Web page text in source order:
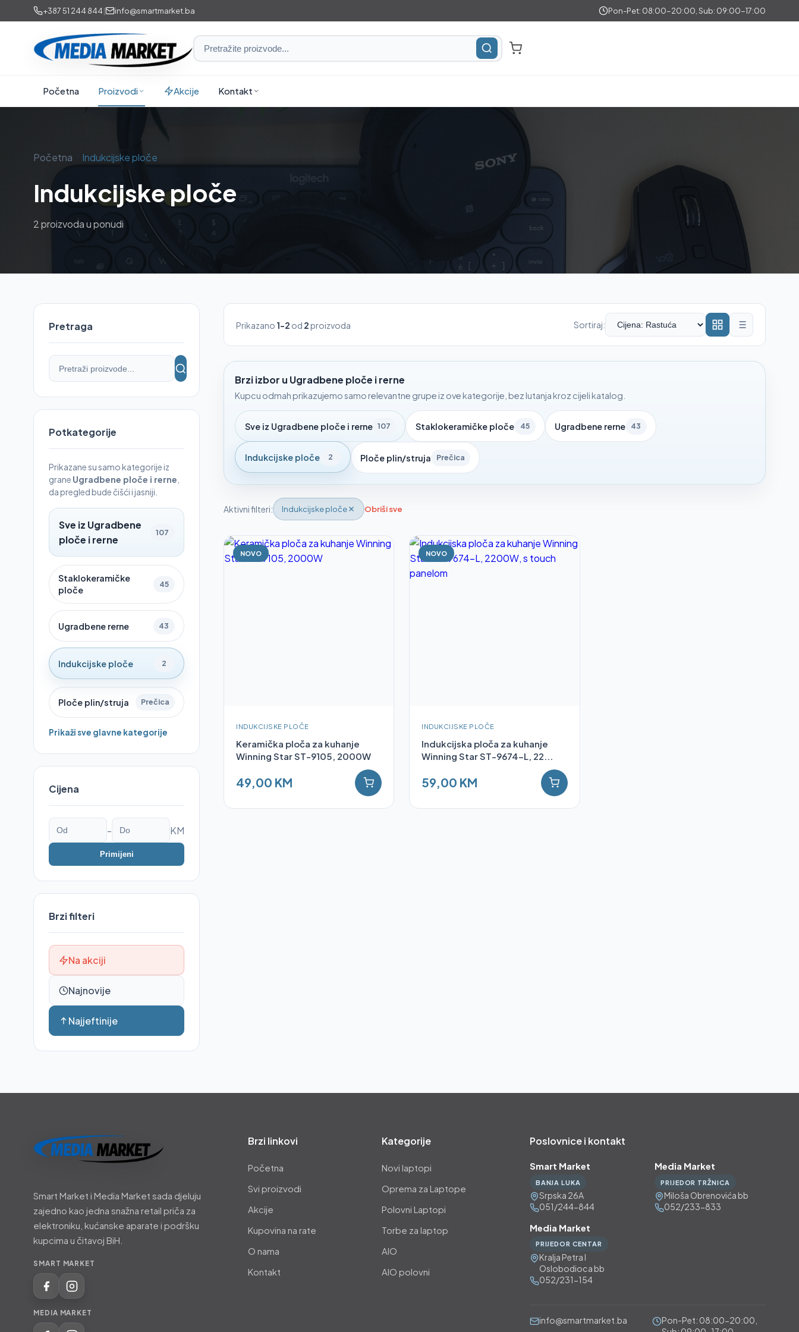
Preskoči
na
+387 51 244 844| info@smartmarket.ba Pon-Pet: 08:00-20:00, Sub: 09:00-17:00
Smart
Media
Početna Proizvodi Akcije Kontakt
Početna Indukcijske ploče
Indukcijske ploče
2 proizvoda u ponudi
Pretraga
Potkategorije
Prikazane su samo kategorije iz
grane Ugradbene ploče i rerne
da pregled bude čišći i jasniji.
Sve iz Ugradbene
ploče i rerne
107
Staklokeramičke
ploče
45
Ugradbene rerne 43
Indukcijske ploče 2
Ploče plin/struja Prečica
Prikaži sve glavne kategorije
Cijena
- KM
Primijeni
Brzi filteri
Na akciji
Najnovije
Najjeftinije
Prikazano 1-2 od 2proizvoda Sortiraj:
Brzi izbor u Ugradbene ploče i rerne
Kupcu odmah prikazujemo samo relevantne grupe iz ove kategorije, bez lutanja kroz cijeli katalog.
Sve iz Ugradbene ploče i rerne 107 Staklokeramičke ploče 45 Ugradbene rerne 43
Indukcijske ploče 2 Ploče plin/struja Prečica
Aktivni filteri: Indukcijske ploče Obriši sve
NOVO
INDUKCIJSKE PLOČE
Keramička ploča za kuhanje
Winning Star ST-9105, 2000W
49,00 KM
NOVO
INDUKCIJSKE PLOČE
Indukcijska ploča za kuhanje
Winning Star ST-9674-L, 22...
59,00 KM
i
Media
Market
Smart Market i Media Market sada djeluju
zajedno kao jedna snažna retail priča za
elektroniku, kućanske aparate i podršku
kupcima u čitavoj BiH.
SMART MARKET
MEDIA MARKET
Brzi linkovi
Početna
Svi proizvodi
Akcije
Kupovina na rate
O nama
Kontakt
Kategorije
Novi laptopi
Oprema za Laptope
Polovni Laptopi
Torbe za laptop
AIO
AIO polovni
Poslovnice i kontakt
Smart Market
BANJA LUKA
Srpska 26A
051/244-844
Media Market
PRIJEDOR TRŽNICA
Miloša Obrenovića bb
052/233-833
Media Market
PRIJEDOR CENTAR
Kralja Petra I
Oslobodioca bb
052/231-154
info@smartmarket.ba
Pon-Pet: 08:00-20:00,